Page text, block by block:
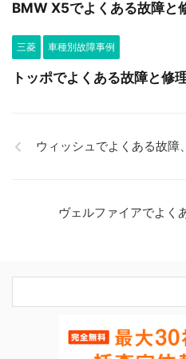
BMW X5でよくある故障と
三菱 車種別故障事例
トッポでよくある故障と修
ウィッシュでよくある故障
ヴェルファイアでよく